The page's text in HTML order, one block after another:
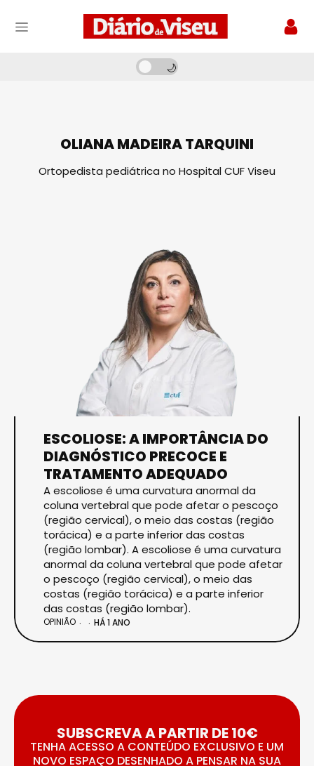
OLIANA MADEIRA TARQUINI
Ortopedista pediátrica no Hospital CUF Viseu
ESCOLIOSE: A IMPORTÂNCIA DO
DIAGNÓSTICO PRECOCE E
TRATAMENTO ADEQUADO
A escoliose é uma curvatura anormal da
coluna vertebral que pode afetar o pescoço
(região cervical), o meio das costas (região
torácica) e a parte inferior das costas
(região lombar). A escoliose é uma curvatura
anormal da coluna vertebral que pode afetar
o pescoço (região cervical), o meio das
costas (região torácica) e a parte inferior
das costas (região lombar).
OPINIÃO HÁ 1 ANO
SUBSCREVA A PARTIR DE 10€
TENHA ACESSO A CONTEÚDO EXCLUSIVO E UM
NOVO ESPAÇO DESENHADO A PENSAR NA SUA